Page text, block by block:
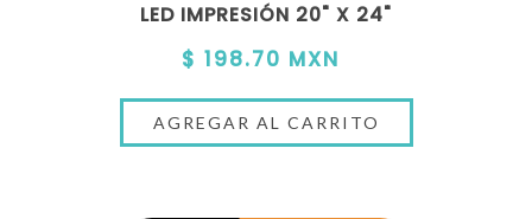
LED IMPRESIÓN 20" X 24"
$ 198.70 MXN